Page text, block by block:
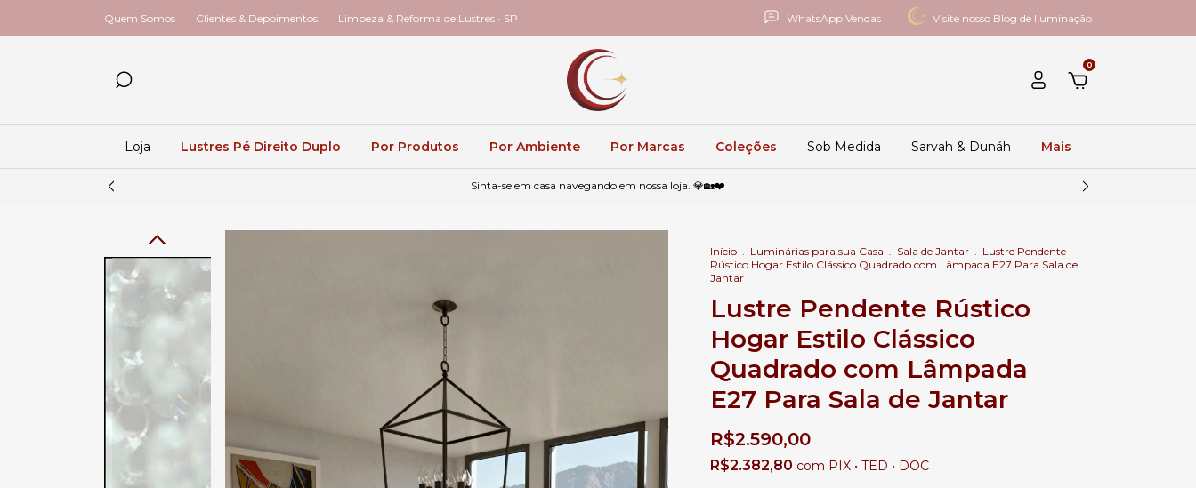
Quem Somos Clientes & Depoimentos Limpeza & Reforma de Lustres • SP WhatsApp Vendas Visite nosso Blog de Iluminação
0
Loja Lustres Pé Direito Duplo Por Produtos Por Ambiente Por Marcas Coleções Sob Medida Sarvah & Dunáh Mais
Sinta-se em casa navegando em nossa loja. 💎🏡❤️
Início . Luminárias para sua Casa . Sala de Jantar . Lustre Pendente
Rústico Hogar Estilo Clássico Quadrado com Lâmpada E27 Para Sala de
Jantar
Lustre Pendente Rústico
Hogar Estilo Clássico
Quadrado com Lâmpada
E27 Para Sala de Jantar
R$2.590,00
R$2.382,80 com PIX • TED • DOC